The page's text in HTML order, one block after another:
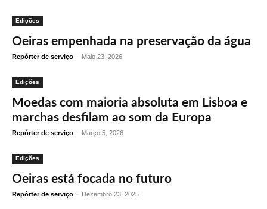
Edições
Oeiras empenhada na preservação da água
Repórter de serviço - Maio 23, 2026
Edições
Moedas com maioria absoluta em Lisboa e
marchas desfilam ao som da Europa
Repórter de serviço - Março 5, 2026
Edições
Oeiras está focada no futuro
Repórter de serviço - Dezembro 23, 2025